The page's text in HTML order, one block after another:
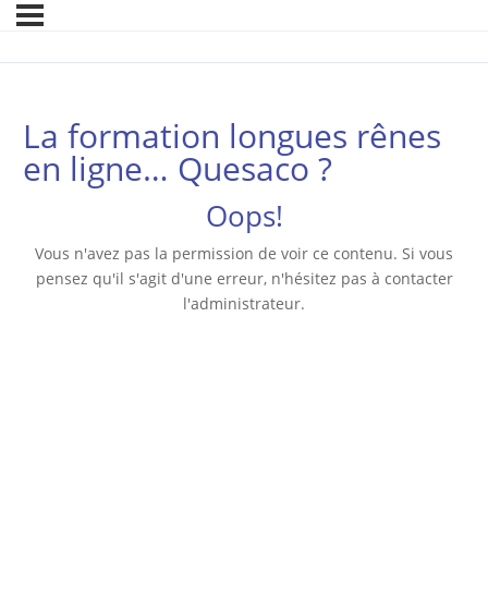
La formation longues rênes
en ligne… Quesaco ?
Oops!
Vous n'avez pas la permission de voir ce contenu. Si vous
pensez qu'il s'agit d'une erreur, n'hésitez pas à contacter
l'administrateur.